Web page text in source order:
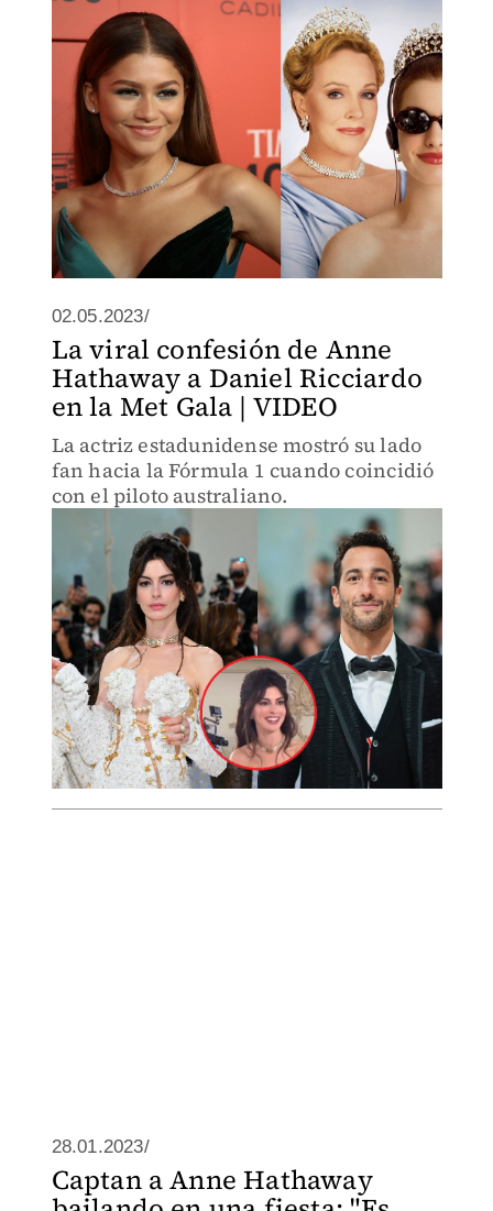
02.05.2023/
La viral confesión de Anne
Hathaway a Daniel Ricciardo
en la Met Gala | VIDEO
La actriz estadunidense mostró su lado
fan hacia la Fórmula 1 cuando coincidió
con el piloto australiano.
28.01.2023/
Captan a Anne Hathaway